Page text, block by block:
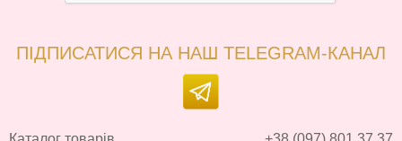
ПІДПИСАТИСЯ НА НАШ TELEGRAM-КАНАЛ